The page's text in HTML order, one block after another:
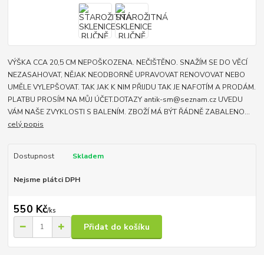
VÝŠKA CCA 20,5 CM NEPOŠKOZENA. NEČIŠTĚNO. SNAŽÍM SE DO VĚCÍ
NEZASAHOVAT, NĚJAK NEODBORNĚ UPRAVOVAT RENOVOVAT NEBO
UMĚLE VYLEPŠOVAT. TAK JAK K NIM PŘIJDU TAK JE NAFOTÍM A PRODÁM.
PLATBU PROSÍM NA MŮJ ÚČET.DOTAZY antik-sm@seznam.cz UVEDU
VÁM NAŠE ZVYKLOSTI S BALENÍM. ZBOŽÍ MÁ BÝT ŘÁDNĚ ZABALENO...
celý popis
Dostupnost Skladem
Nejsme plátci DPH
550 Kč/ks
Přidat do košíku